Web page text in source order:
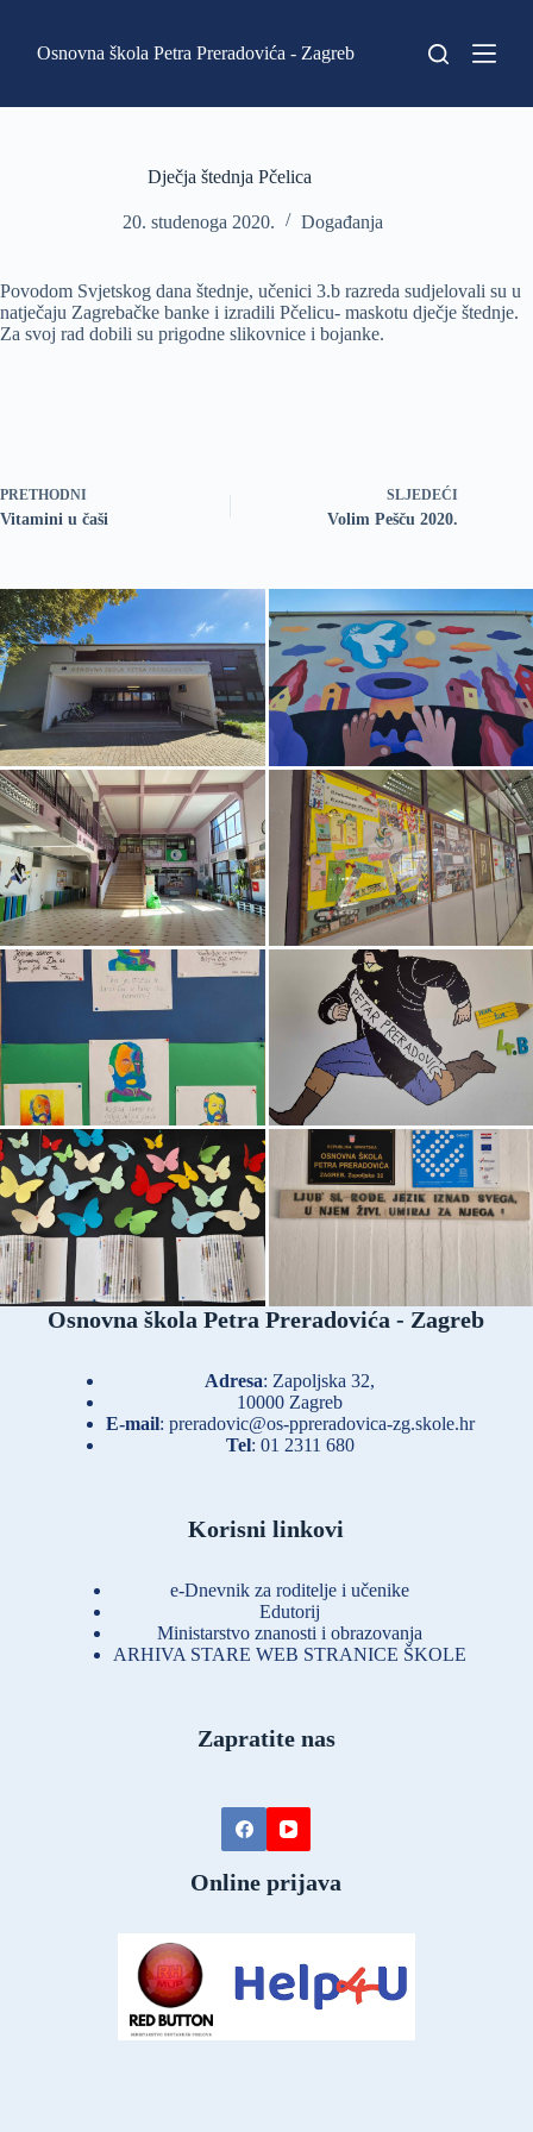
k
r
ž
a
Osnovna škola Petra Preradovića - Zagreb
Dječja štednja Pčelica
20. studenoga 2020. Događanja
Povodom Svjetskog dana štednje, učenici 3.b razreda sudjelovali su u
natječaju Zagrebačke banke i izradili Pčelicu- maskotu dječje štednje.
Za svoj rad dobili su prigodne slikovnice i bojanke.
PRETHODNI
Vitamini u čaši
SLJEDEĆI
Volim Pešču 2020.
Osnovna škola Petra Preradovića - Zagreb
Adresa: Zapoljska 32,
10000 Zagreb
E-mail: preradovic@os-ppreradovica-zg.skole.hr
Tel: 01 2311 680
Korisni linkovi
e-Dnevnik za roditelje i učenike
Edutorij
Ministarstvo znanosti i obrazovanja
ARHIVA STARE WEB STRANICE ŠKOLE
Zapratite nas
Online prijava